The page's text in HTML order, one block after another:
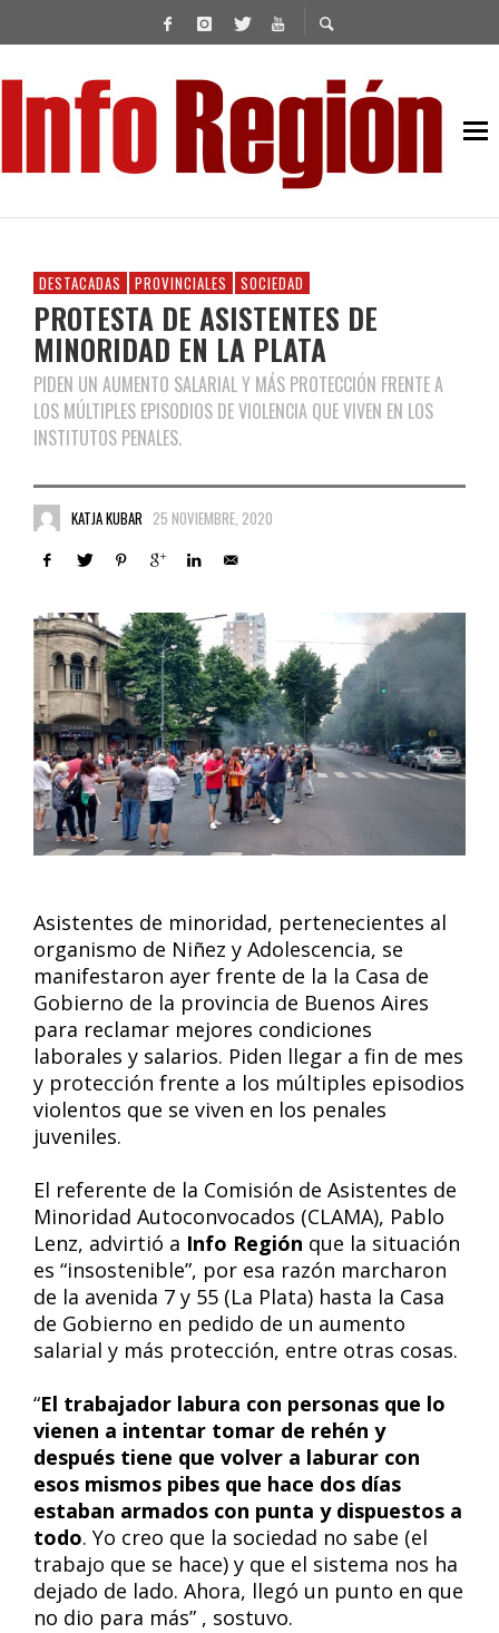
DESTACADAS PROVINCIALES SOCIEDAD
PROTESTA DE ASISTENTES DE
MINORIDAD EN LA PLATA
PIDEN UN AUMENTO SALARIAL Y MÁS PROTECCIÓN FRENTE A
LOS MÚLTIPLES EPISODIOS DE VIOLENCIA QUE VIVEN EN LOS
INSTITUTOS PENALES.
KATJA KUBAR 25 NOVIEMBRE, 2020
Asistentes de minoridad, pertenecientes al
organismo de Niñez y Adolescencia, se
manifestaron ayer frente de la la Casa de
Gobierno de la provincia de Buenos Aires
para reclamar mejores condiciones
laborales y salarios. Piden llegar a fin de mes
y protección frente a los múltiples episodios
violentos que se viven en los penales
juveniles.
El referente de la Comisión de Asistentes de
Minoridad Autoconvocados (CLAMA), Pablo
Lenz, advirtió a Info Región que la situación
es “insostenible”, por esa razón marcharon
de la avenida 7 y 55 (La Plata) hasta la Casa
de Gobierno en pedido de un aumento
salarial y más protección, entre otras cosas.
“El trabajador labura con personas que lo
vienen a intentar tomar de rehén y
después tiene que volver a laburar con
esos mismos pibes que hace dos días
estaban armados con punta y dispuestos a
todo. Yo creo que la sociedad no sabe (el
trabajo que se hace) y que el sistema nos ha
dejado de lado. Ahora, llegó un punto en que
no dio para más” , sostuvo.